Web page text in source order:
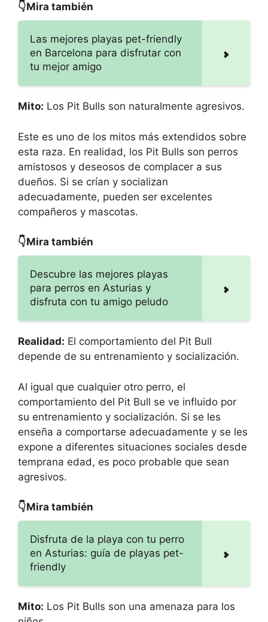
👇Mira también
Las mejores playas pet-friendly
en Barcelona para disfrutar con
tu mejor amigo
Mito: Los Pit Bulls son naturalmente agresivos.
Este es uno de los mitos más extendidos sobre
esta raza. En realidad, los Pit Bulls son perros
amistosos y deseosos de complacer a sus
dueños. Si se crían y socializan
adecuadamente, pueden ser excelentes
compañeros y mascotas.
👇Mira también
Descubre las mejores playas
para perros en Asturias y
disfruta con tu amigo peludo
Realidad: El comportamiento del Pit Bull
depende de su entrenamiento y socialización.
Al igual que cualquier otro perro, el
comportamiento del Pit Bull se ve influido por
su entrenamiento y socialización. Si se les
enseña a comportarse adecuadamente y se les
expone a diferentes situaciones sociales desde
temprana edad, es poco probable que sean
agresivos.
👇Mira también
Disfruta de la playa con tu perro
en Asturias: guía de playas pet-
friendly
Mito: Los Pit Bulls son una amenaza para los